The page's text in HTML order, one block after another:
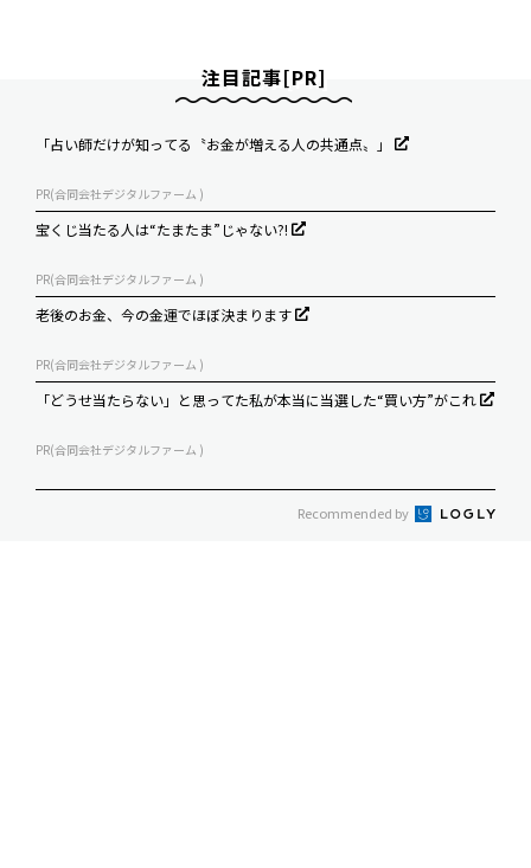
注目記事[PR]
「占い師だけが知ってる〝お金が増える人の共通点〟」
PR(合同会社デジタルファーム )
宝くじ当たる人は“たまたま”じゃない?!
PR(合同会社デジタルファーム )
老後のお金、今の金運でほぼ決まります
PR(合同会社デジタルファーム )
「どうせ当たらない」と思ってた私が本当に当選した“買い方”がこれ
PR(合同会社デジタルファーム )
Recommended by